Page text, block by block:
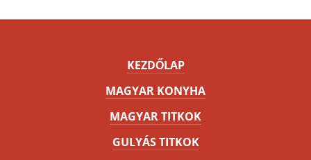
KEZDŐLAP
MAGYAR KONYHA
MAGYAR TITKOK
GULYÁS TITKOK